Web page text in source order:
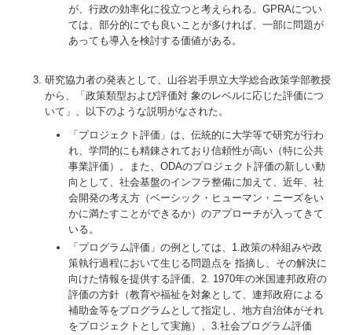
が、行政の効率化に役立つと考えられる。GPRAについ
ては、部分的にでも良いことが多ければ、一部に問題が
あっても導入を検討する価値がある。
研究協力者の発表として、山谷岩手県立大学総合政策学部教授
から、「政策類型および評価対 象のレベルに応じた評価につ
いて」、以下のような説明がなされた。
「プロジェクト評価」は、伝統的に大学等で研究が行わ
れ、学問的にも精錬されており信頼性が高い（特に公共
事業評価）。また、ODAのプロジェクト評価の新しい動
向として、社会基盤のインフラ整備に加えて、近年、社
会開発の考え方（ベーシック・ヒューマン・ニーズをい
かに満たすことができるか）のアプローチが入ってきて
いる。
「プログラム評価」の例としては、1.政策の枠組みや政
策執行過程において生じる問題点を 指摘し、その解決に
向けた情報を提供する評価、2. 1970年の米国連邦政府の
評価の方針（教育や福祉を対象として、連邦政府による
補助金等をプログラムとして指定し、地方自治体がそれ
をプロジェクトとして実施）、3.社会プログラム評価